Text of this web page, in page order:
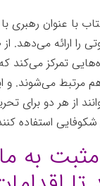
با عنوان رهبری
را ارائه می‌دهد.
تمرکز می‌کند
مرتبط می‌شوند. و
از هر دو برای
شکوفایی استفاده
مثبت به